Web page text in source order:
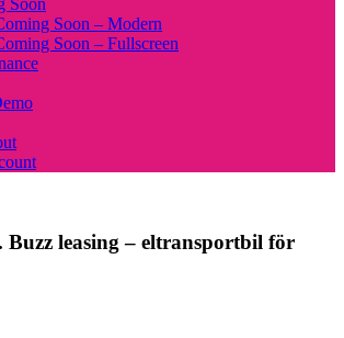
Soon
Soon – Modern
Soon – Fullscreen
Buzz leasing – eltransportbil för